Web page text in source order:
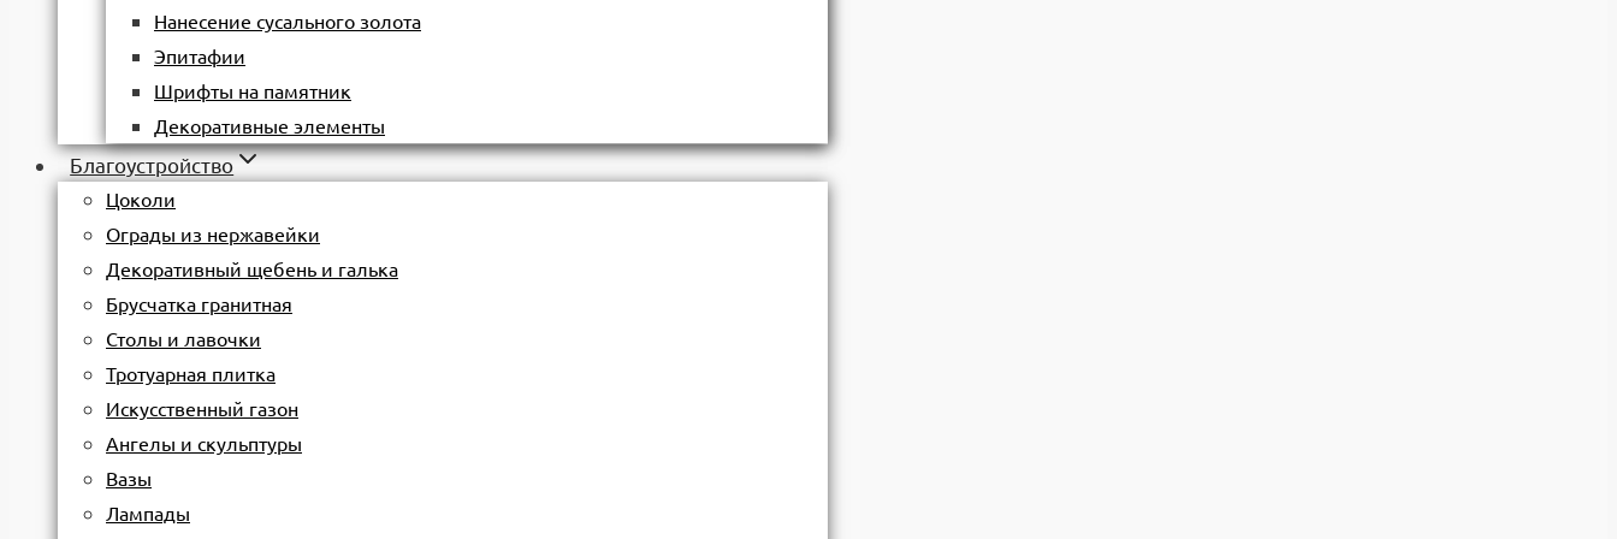
Нанесение сусального золота
Эпитафии
Шрифты на памятник
Декоративные элементы
Благоустройство
Цоколи
Ограды из нержавейки
Декоративный щебень и галька
Брусчатка гранитная
Столы и лавочки
Тротуарная плитка
Искусственный газон
Ангелы и скульптуры
Вазы
Лампады